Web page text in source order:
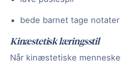
bede barnet tage notater
Kinæstetisk læringsstil
Når kinæstetiske